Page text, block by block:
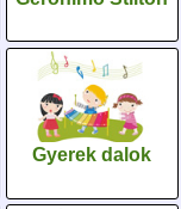
Gyerek dalok